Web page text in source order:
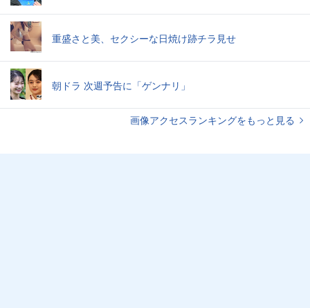
重盛さと美、セクシーな日焼け跡チラ見せ
朝ドラ 次週予告に「ゲンナリ」
画像アクセスランキングをもっと見る